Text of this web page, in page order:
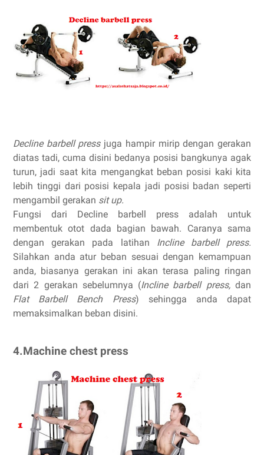
Decline barbell pressjuga hampir mirip dengan gerakan
diatas tadi, cuma disini bedanya posisi bangkunya agak
turun, jadi saat kita mengangkat beban posisi kaki kita
lebih tinggi dari posisi kepala jadi posisi badan seperti
mengambil gerakan sit up.
Fungsi dari Decline barbell press adalah untuk
membentuk otot dada bagian bawah. Caranya sama
dengan gerakan pada latihan Incline barbell press.
Silahkan anda atur beban sesuai dengan kemampuan
anda, biasanya gerakan ini akan terasa paling ringan
dari 2 gerakan sebelumnya (Incline barbell press,dan
Flat Barbell Bench Press) sehingga anda dapat
memaksimalkan beban disini.
4.Machine chest press